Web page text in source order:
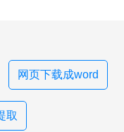
网页下载成word
取